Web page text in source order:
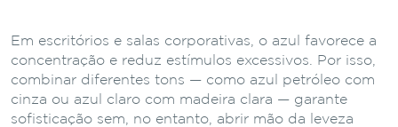
Em escritórios e salas corporativas, o azul favorece a
concentração e reduz estímulos excessivos. Por isso,
combinar diferentes tons — como azul petróleo com
cinza ou azul claro com madeira clara — garante
sofisticação sem, no entanto, abrir mão da leveza